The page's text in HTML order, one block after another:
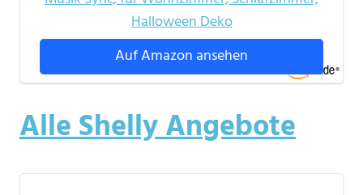
Halloween Deko
Auf Amazon ansehen
Alle Shelly Angebote